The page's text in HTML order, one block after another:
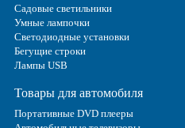
Садовые светильники
Умные лампочки
Светодиодные установки
Бегущие строки
Лампы USB
Товары для автомобиля
Портативные DVD плееры